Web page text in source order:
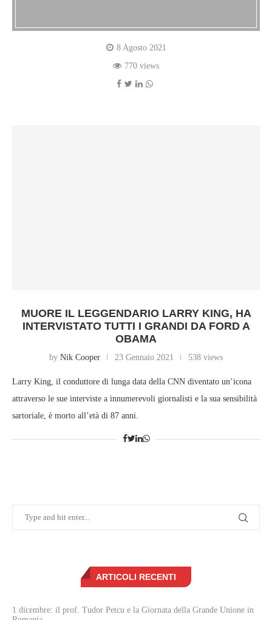
8 Agosto 2021
770 views
MUORE IL LEGGENDARIO LARRY KING, HA
INTERVISTATO TUTTI I GRANDI DA FORD A
OBAMA
by Nik Cooper 23 Gennaio 2021 538 views
Larry King, il conduttore di lunga data della CNN diventato un’icona
attraverso le sue interviste a innumerevoli giornalisti e la sua sensibilità
sartoriale, è morto all’età di 87 anni.
ARTICOLI RECENTI
1 dicembre: il prof. Tudor Petcu e la Giornata della Grande Unione in